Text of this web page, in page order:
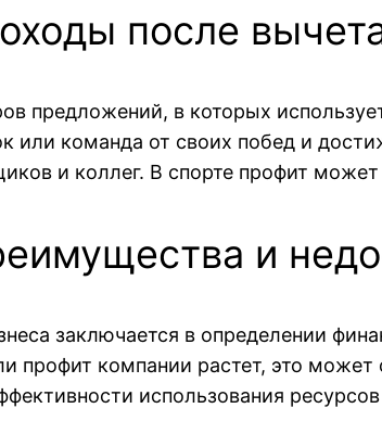
после
предложений, в которых
или команда от своих побед и
и коллег. В спорте профит
и
заключается в определении
профит компании растет, это
использования